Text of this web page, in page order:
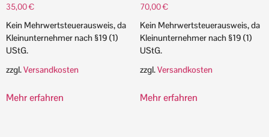
35,00€
Kein Mehrwertsteuerausweis, da
Kleinunternehmer nach §19 (1)
UStG.
zzgl.Versandkosten
Mehr erfahren
70,00€
Kein Mehrwertsteuerausweis, da
Kleinunternehmer nach §19 (1)
UStG.
zzgl.Versandkosten
Mehr erfahren